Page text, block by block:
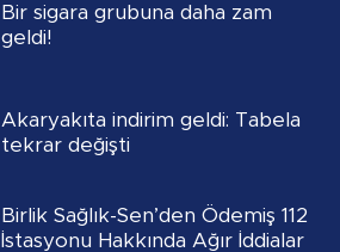
Bir sigara grubuna daha zam
geldi!
Akaryakıta indirim geldi: Tabela
tekrar değişti
Birlik Sağlık-Sen’den Ödemiş 112
İstasyonu Hakkında Ağır İddialar